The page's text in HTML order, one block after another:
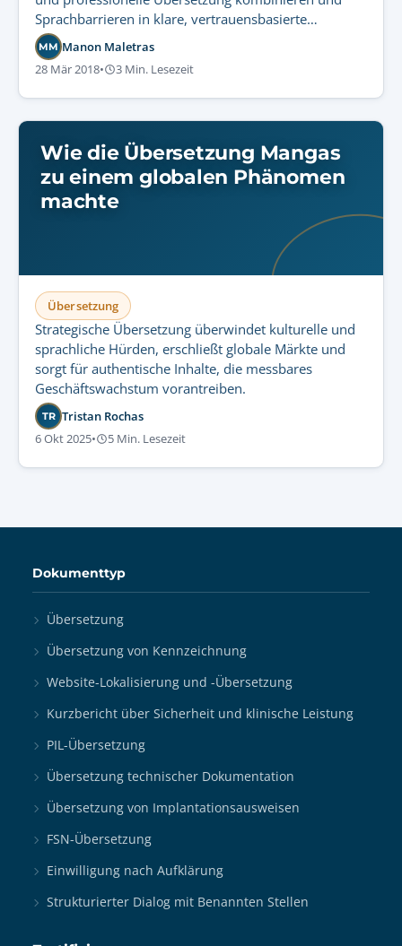
Sprachbarrieren in klare, vertrauensbasierte
Geschäftspartnerschaften verwandeln.
MM Manon Maletras
28 Mär 2018• 3 Min. Lesezeit
Wie die Übersetzung Mangas
zu einem globalen Phänomen
machte
Übersetzung
Strategische Übersetzung überwindet kulturelle und
sprachliche Hürden, erschließt globale Märkte und
sorgt für authentische Inhalte, die messbares
Geschäftswachstum vorantreiben.
TR Tristan Rochas
6 Okt 2025• 5 Min. Lesezeit
Dokumenttyp
Übersetzung
Übersetzung von Kennzeichnung
Website-Lokalisierung und -Übersetzung
Kurzbericht über Sicherheit und klinische Leistung
PIL-Übersetzung
Übersetzung technischer Dokumentation
Übersetzung von Implantationsausweisen
FSN-Übersetzung
Einwilligung nach Aufklärung
Strukturierter Dialog mit Benannten Stellen